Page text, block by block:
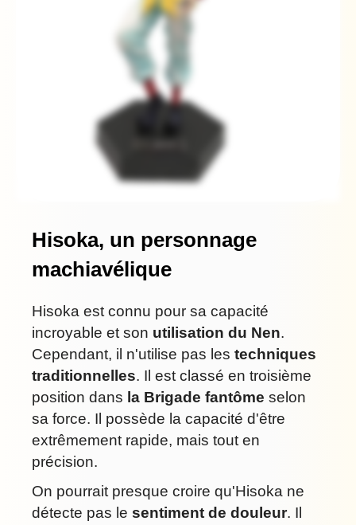
Hisoka, un personnage
machiavélique
Hisoka est connu pour sa capacité
incroyable et son utilisation du Nen.
Cependant, il n'utilise pas les techniques
traditionnelles. Il est classé en troisième
position dans la Brigade fantôme selon
sa force. Il possède la capacité d'être
extrêmement rapide, mais tout en
précision.
On pourrait presque croire qu'Hisoka ne
détecte pas le sentiment de douleur. Il